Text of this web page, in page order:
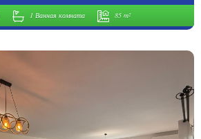
1 Ванная комната 85 m²